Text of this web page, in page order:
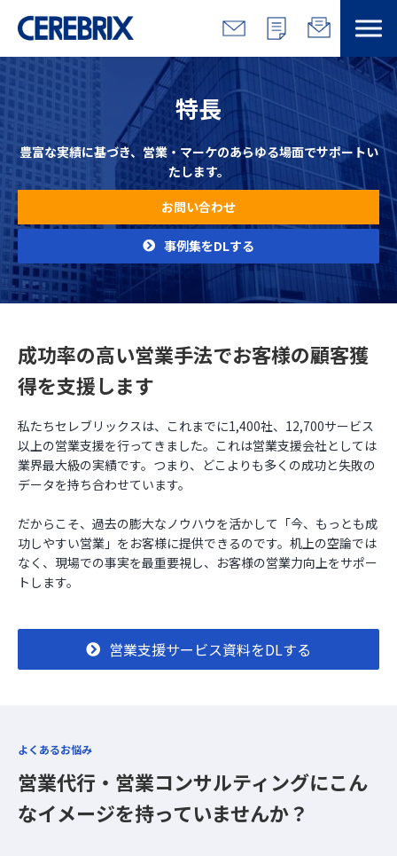
特長
解決できる課題
サービス
事例
コラム/営総研
会社情報
お役立ち資料
特長
豊富な実績に基づき、営業・マーケのあらゆる場面でサポートい
たします。
お問い合わせ
事例集をDLする
成功率の高い営業手法でお客様の顧客獲
得を支援します
私たちセレブリックスは、これまでに1,400社、12,700サービス
以上の営業支援を行ってきました。これは営業支援会社としては
業界最大級の実績です。つまり、どこよりも多くの成功と失敗の
データを持ち合わせています。
だからこそ、過去の膨大なノウハウを活かして「今、もっとも成
功しやすい営業」をお客様に提供できるのです。机上の空論では
なく、現場での事実を最重要視し、お客様の営業力向上をサポー
トします。
営業支援サービス資料をDLする
よくあるお悩み
営業代行・営業コンサルティングにこん
なイメージを持っていませんか？